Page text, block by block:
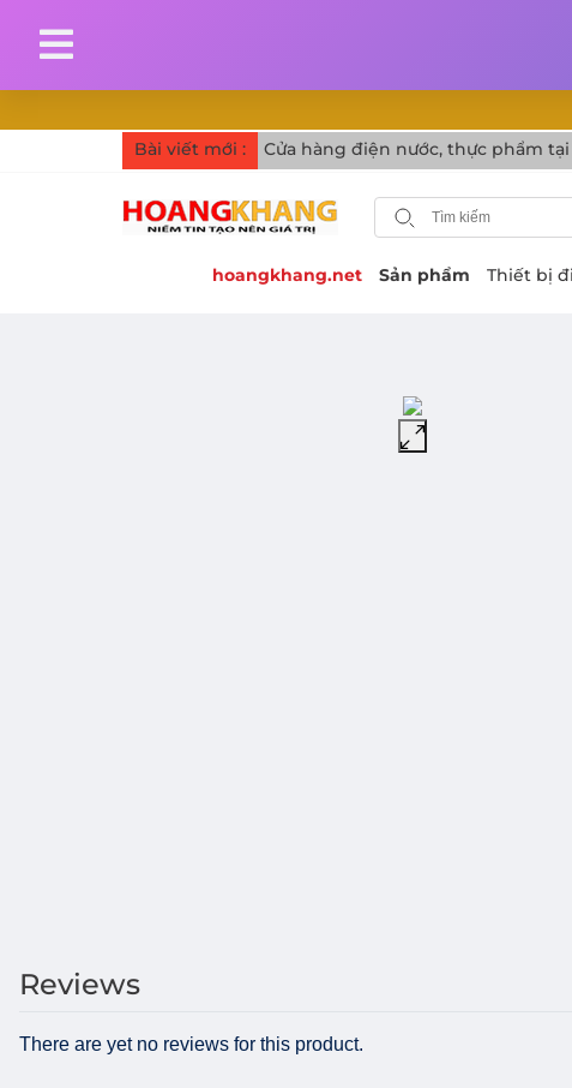
Bài viết mới : Cửa hàng điện nước, thực phẩm
hoangkhang.net Sản phẩm Thiết bị
Reviews
There are yet no reviews for this product.